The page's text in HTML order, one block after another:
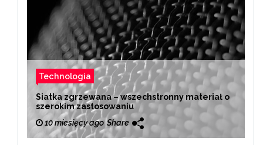
Technologia
Siatka zgrzewana – wszechstronny materiał o
szerokim zastosowaniu
10 miesięcy ago Share